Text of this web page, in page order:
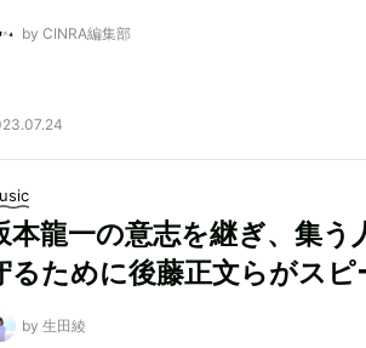
by CINRA編集部
本龍一の意志を継ぎ、集う
るために後藤正文らがスピ
by 生田綾